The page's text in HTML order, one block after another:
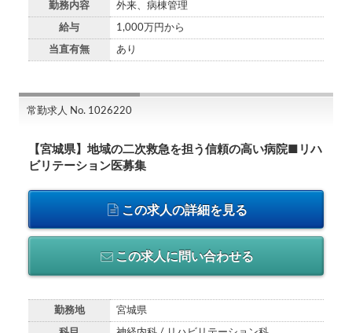
勤務内容 外来、病棟管理
給与 1,000万円から
当直有無 あり
常勤求人 No. 1026220
【宮城県】地域の二次救急を担う信頼の高い病院■リハ
ビリテーション医募集
この求人の詳細を見る
この求人に問い合わせる
勤務地 宮城県